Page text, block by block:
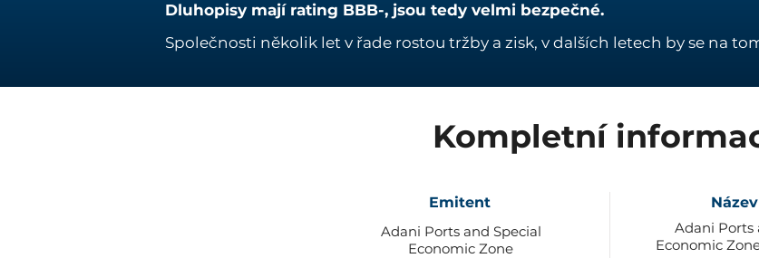
Dluhopisy mají rating BBB-, jsou tedy velmi bezpečné.
Společnosti několik let v řade rostou tržby a zisk, v dalších letech by se na
Kompletní
Emitent
Adani Ports and Special
Economic Zone
Adani Ports
Economic